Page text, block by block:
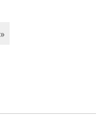
»